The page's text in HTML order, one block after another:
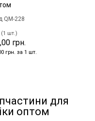
QM-228
шт.)
грн.
грн. за 1 шт.
для
оптом